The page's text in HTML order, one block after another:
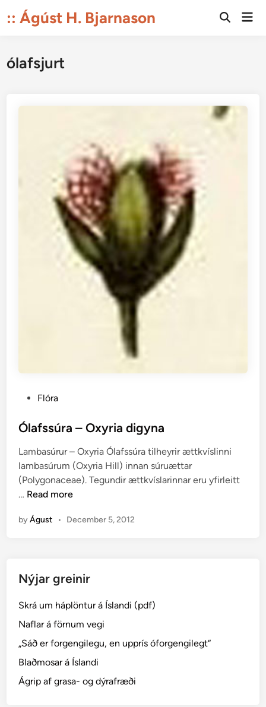
to:: Ágúst H. Bjarnason
Open
ólafsjurt
s
e
d
i
n
Flóra
Ólafssúra – Oxyria digyna
Lambasúrur – Oxyria Ólafssúra tilheyrir ættkvíslinni
lambasúrum (Oxyria Hill) innan súruættar
(Polygonaceae). Tegundir ættkvíslarinnar eru yfirleitt
… Ó
a
ú
a
–
x
y
r
Read more
byÁgust • December 5, 2012
Nýjar greinir
Skrá um háplöntur á Íslandi (pdf)
Naflar á förnum vegi
„Sáð er forgengilegu, en upprís óforgengilegt“
Blaðmosar á Íslandi
Ágrip af grasa- og dýrafræði